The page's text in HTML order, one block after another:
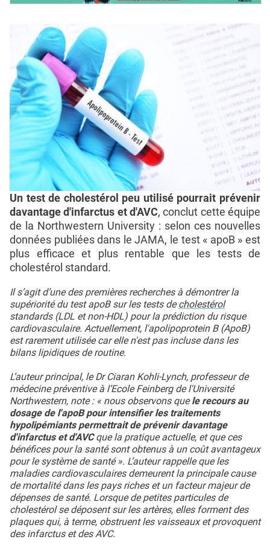
Un test de cholestérol peu utilisé pourrait prévenir
davantage d'infarctus et d'AVC, conclut cette équipe
de la Northwestern University : selon ces nouvelles
données publiées dans le JAMA, le test « apoB » est
plus efficace et plus rentable que les tests de
cholestérol standard.
Il s’agit d’une des premières recherches à démontrer la
supériorité du test apoB sur les tests decholestérol
standards (LDL et non-HDL) pour la prédiction du risque
cardiovasculaire. Actuellement, l'apolipoprotein B (ApoB)
est rarement utilisée car elle n'est pas incluse dans les
bilans lipidiques de routine.
L’auteur principal, le Dr Ciaran Kohli-Lynch, professeur de
médecine préventive à l’Ecole Feinberg de l'Université
Northwestern, note : « nous observons quele recours au
dosage de l'apoB pour intensifier les traitements
hypolipémiants permettrait de prévenir davantage
d'infarctus et d'AVCque la pratique actuelle, et que ces
bénéfices pour la santé sont obtenus à un coût avantageux
pour le système de santé ». L’auteur rappelle que les
maladies cardiovasculaires demeurent la principale cause
de mortalité dans les pays riches et un facteur majeur de
dépenses de santé. Lorsque de petites particules de
cholestérol se déposent sur les artères, elles forment des
plaques qui, à terme, obstruent les vaisseaux et provoquent
des infarctus et des AVC.